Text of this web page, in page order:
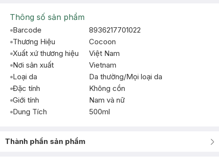
Thông số sản phẩm
Barcode
8936217701022
Thương Hiệu
Cocoon
Xuất xứ thương hiệu
Việt Nam
Nơi sản xuất
Vietnam
Loại da
Da thường/Mọi loại da
Đặc tính
Không cồn
Giới tính
Nam và nữ
Dung Tích
500ml
Thành phần sản phẩm